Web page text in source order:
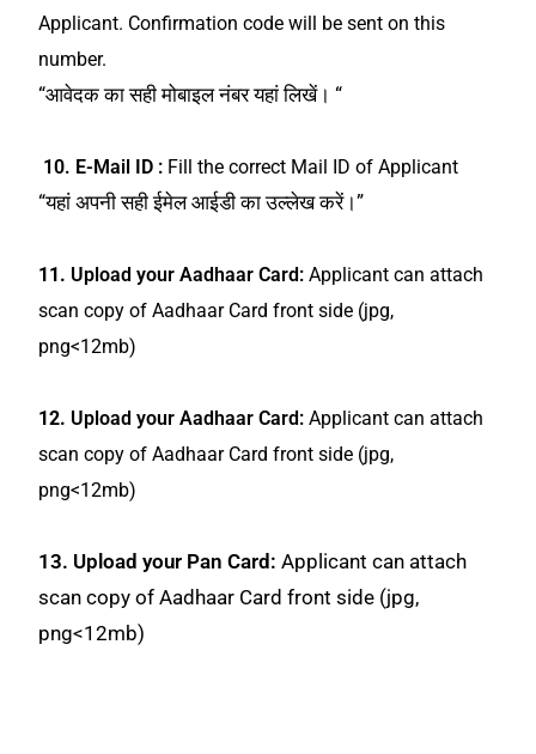
Applicant. Confirmation code will be sent on this
number.
“आवेदक का सही मोबाइल नंबर यहां लिखें। “
10. E-Mail ID : Fill the correct Mail ID of Applicant
“यहां अपनी सही ईमेल आईडी का उल्लेख करें।”
11. Upload your Aadhaar Card: Applicant can attach
scan copy of Aadhaar Card front side (jpg,
png<12mb)
12. Upload your Aadhaar Card: Applicant can attach
scan copy of Aadhaar Card front side (jpg,
png<12mb)
13. Upload your Pan Card:Applicant can attach
scan copy of Aadhaar Card front side (jpg,
png<12mb)